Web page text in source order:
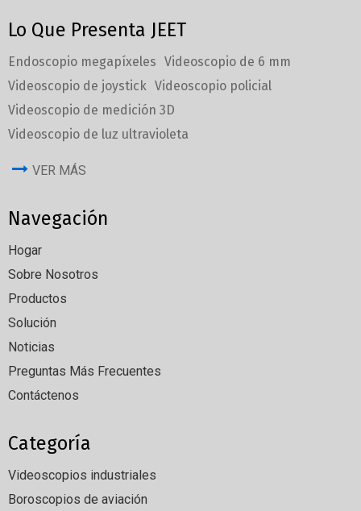
Lo Que Presenta JEET
Endoscopio megapíxeles Videoscopio de 6 mm
Videoscopio de joystick Videoscopio policial
Videoscopio de medición 3D
Videoscopio de luz ultravioleta
VER MÁS
Navegación
Hogar
Sobre Nosotros
Productos
Solución
Noticias
Preguntas Más Frecuentes
Contáctenos
Categoría
Videoscopios industriales
Boroscopios de aviación